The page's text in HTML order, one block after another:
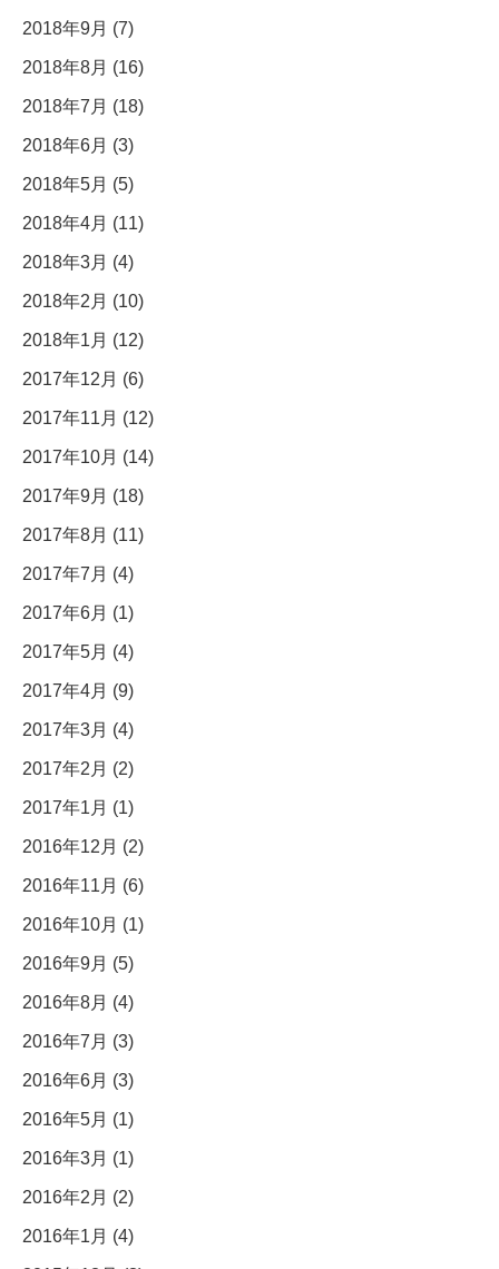
2018年9月 (7)
2018年8月 (16)
2018年7月 (18)
2018年6月 (3)
2018年5月 (5)
2018年4月 (11)
2018年3月 (4)
2018年2月 (10)
2018年1月 (12)
2017年12月 (6)
2017年11月 (12)
2017年10月 (14)
2017年9月 (18)
2017年8月 (11)
2017年7月 (4)
2017年6月 (1)
2017年5月 (4)
2017年4月 (9)
2017年3月 (4)
2017年2月 (2)
2017年1月 (1)
2016年12月 (2)
2016年11月 (6)
2016年10月 (1)
2016年9月 (5)
2016年8月 (4)
2016年7月 (3)
2016年6月 (3)
2016年5月 (1)
2016年3月 (1)
2016年2月 (2)
2016年1月 (4)